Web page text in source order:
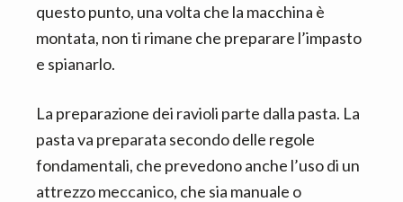
questo punto, una volta che la macchina è
montata, non ti rimane che preparare l’impasto
e spianarlo.
La preparazione dei ravioli parte dalla pasta. La
pasta va preparata secondo delle regole
fondamentali, che prevedono anche l’uso di un
attrezzo meccanico, che sia manuale o